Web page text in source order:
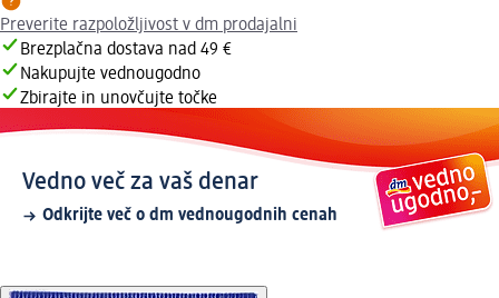
Preverite razpoložljivost v dm prodajalni
Brezplačna dostava nad 49 €
Nakupujte vednougodno
Zbirajte in unovčujte točke
Vedno več za vaš denar
Odkrijte več o dm vednougodnih cenah